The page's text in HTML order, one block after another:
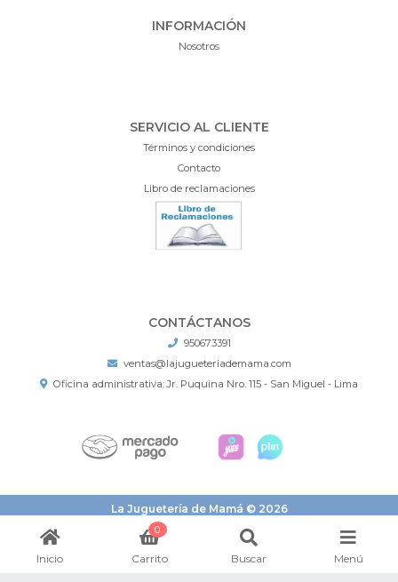
INFORMACIÓN
Nosotros
SERVICIO AL CLIENTE
Términos y condiciones
Contacto
Libro de reclamaciones
CONTÁCTANOS
950673391
ventas@lajugueteriademama.com
Oficina administrativa: Jr. Puquina Nro. 115 - San Miguel - Lima
La Juguetería de Mamá © 2026
¿Te gusta mi tienda? Yo vendo con
Inicio
0
Carrito Buscar Menú